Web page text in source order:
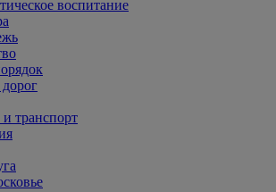
воспитание
транспорт